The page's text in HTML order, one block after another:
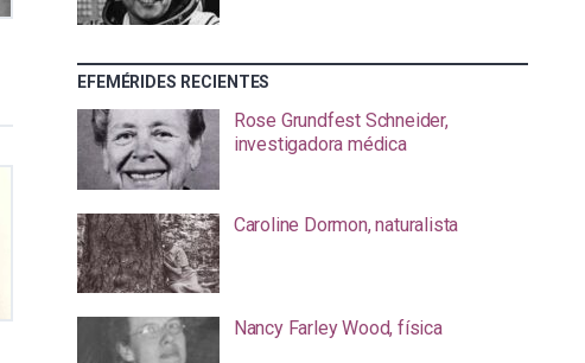
EFEMÉRIDES RECIENTES
Rose Grundfest Schneider,
investigadora médica
Caroline Dormon, naturalista
Nancy Farley Wood, física